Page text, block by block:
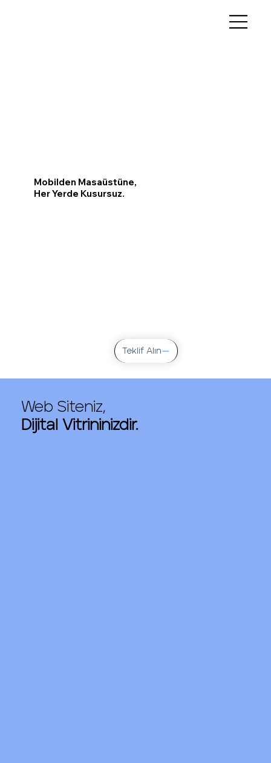
Teklif Alın
Mobilden Masaüstüne,
Her Yerde Kusursuz.
Web Siteniz,
Dijital Vitrininizdir.